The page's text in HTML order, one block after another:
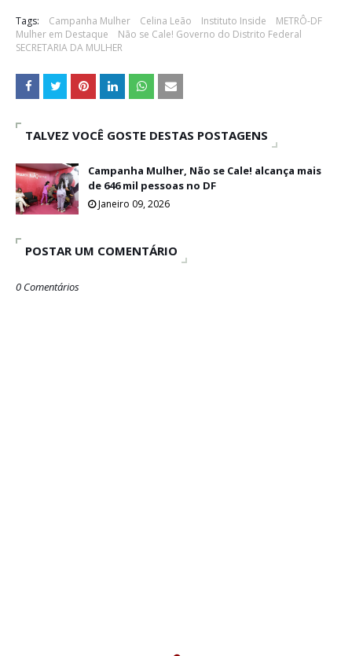
Tags: Campanha Mulher Celina Leão Instituto Inside
METRÔ-DF
Mulher em Destaque
Não se Cale! Governo do Distrito Federal
SECRETARIA DA MULHER
TALVEZ VOCÊ GOSTE DESTAS POSTAGENS
Campanha Mulher, Não se Cale! alcança mais
de 646 mil pessoas no DF
Janeiro 09, 2026
POSTAR UM COMENTÁRIO
0 Comentários